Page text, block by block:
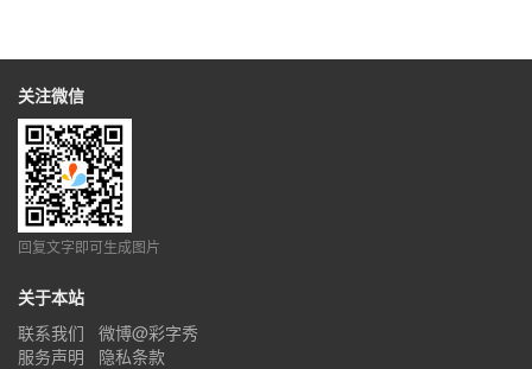
关注微信
回复文字即可生成图片
关于本站
联系我们
微博@彩字秀
服务声明
隐私条款